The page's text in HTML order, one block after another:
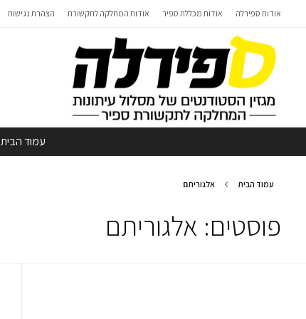
אודות ספירלה אודות מכללת ספיר אודות המחלקה לתקשורת הצהרת נגישות
עמוד הבית
עמוד הבית אלגוריתם
פוסטים: אלגוריתם